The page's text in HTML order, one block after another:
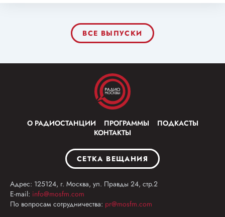
ВСЕ ВЫПУСКИ
О РАДИОСТАНЦИИ ПРОГРАММЫ
ПОДКАСТЫ
КОНТАКТЫ
СЕТКА ВЕЩАНИЯ
Адрес: 125124, г. Москва, ул. Правды 24, стр.2
E-mail: info@mosfm.com
По вопросам сотрудничества: pr@mosfm.com